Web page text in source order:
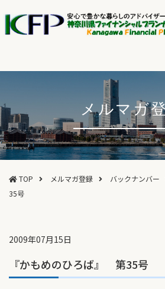
メルマガ
TOP メルマガ登録 バックナンバー
35号
2009年07月15日
『かもめのひろば』 第35号